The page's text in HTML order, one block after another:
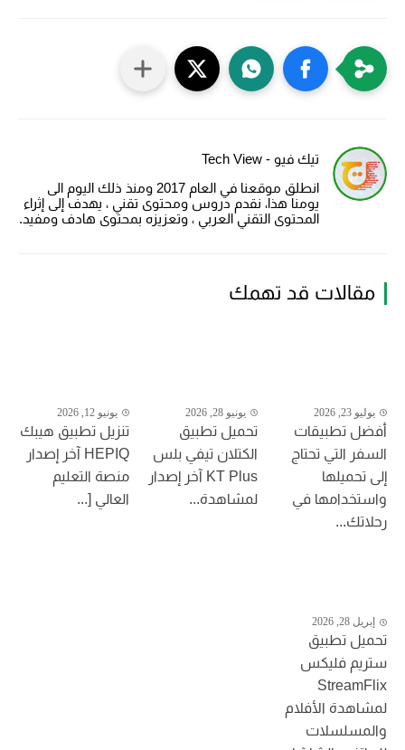
تيك فيو - Tech View
انطلق موقعنا في العام 2017 ومنذ ذلك اليوم الى
يومنا هذا، نقدم دروس ومحتوى تقني ، يهدف إلى إثراء
المحتوى التقني العربي ، وتعزيزه بمحتوى هادف ومفيد.
مقالات قد تهمك
يوليو 23, 2026
أفضل تطبيقات
السفر التي تحتاج
إلى تحميلها
واستخدامها في
رحلاتك...
يونيو 28, 2026
تحميل تطبيق
الكتلان تيفي بلس
KT Plus آخر إصدار
لمشاهدة...
يونيو 12, 2026
تنزيل تطبيق هيبك
HEPIQ آخر إصدار
منصة التعليم
العالي [...
إبريل 28, 2026
تحميل تطبيق
ستريم فليكس
StreamFlix
لمشاهدة الأفلام
والمسلسلات